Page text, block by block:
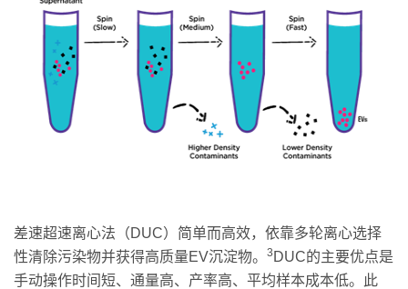
差速超速离心法（DUC）简单而高效，依靠多轮离心选择
性清除污染物并获得高质量EV沉淀物。
3 DUC的主要优点是
手动操作时间短、通量高、产率高、平均样本成本低。此